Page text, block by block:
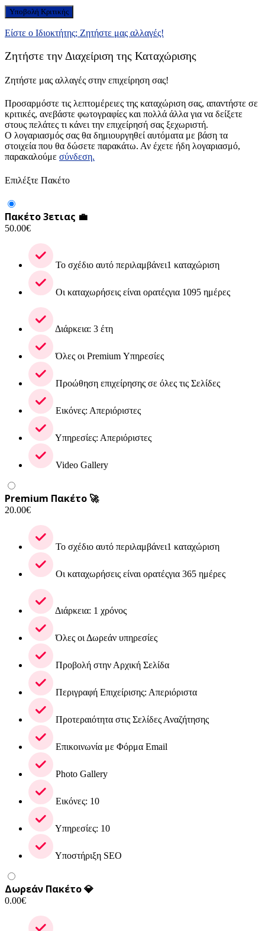
Είστε ο Ιδιοκτήτης; Ζητήστε μας αλλαγές!
Ζητήστε την Διαχείριση της Καταχώρισης
Ζητήστε μας αλλαγές στην επιχείρηση σας!
Προσαρμόστε τις λεπτομέρειες της καταχώριση σας, απαντήστε σε
κριτικές, ανεβάστε φωτογραφίες και πολλά άλλα για να δείξετε
στους πελάτες τι κάνει την επιχείρησή σας ξεχωριστή.
Ο λογαριασμός σας θα δημιουργηθεί αυτόματα με βάση τα
στοιχεία που θα δώσετε παρακάτω. Αν έχετε ήδη λογαριασμό,
παρακαλούμε σύνδεση.
Επιλέξτε Πακέτο
Πακέτο 3ετιας 💼
50.00€
Το σχέδιο αυτό περιλαμβάνει1 καταχώριση
Οι καταχωρήσεις είναι ορατέςγια 1095 ημέρες
Διάρκεια: 3 έτη
Όλες οι Premium Υπηρεσίες
Προώθηση επιχείρησης σε όλες τις Σελίδες
Εικόνες: Απεριόριστες
Υπηρεσίες: Απεριόριστες
Video Gallery
Premium Πακέτο 🚀
20.00€
Το σχέδιο αυτό περιλαμβάνει1 καταχώριση
Οι καταχωρήσεις είναι ορατέςγια 365 ημέρες
Διάρκεια: 1 χρόνος
Όλες οι Δωρεάν υπηρεσίες
Προβολή στην Αρχική Σελίδα
Περιγραφή Επιχείρισης: Απεριόριστα
Προτεραιότητα στις Σελίδες Αναζήτησης
Επικοινωνία με Φόρμα Email
Photo Gallery
Εικόνες: 10
Υπηρεσίες: 10
Υποστήριξη SEO
Δωρεάν Πακέτο 💎
0.00€